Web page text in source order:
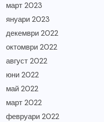
март 2023
януари 2023
декември 2022
октомври 2022
август 2022
юни 2022
май 2022
март 2022
февруари 2022